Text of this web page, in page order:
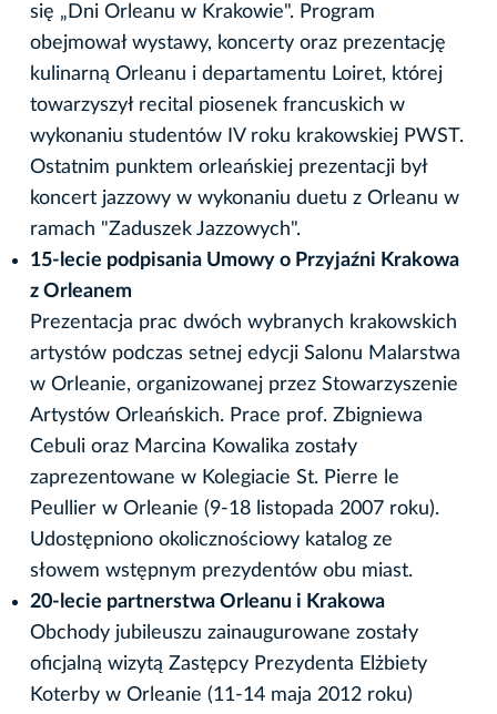
się „Dni Orleanu w Krakowie". Program
obejmował wystawy, koncerty oraz prezentację
kulinarną Orleanu i departamentu Loiret, której
towarzyszył recital piosenek francuskich w
wykonaniu studentów IV roku krakowskiej PWST.
Ostatnim punktem orleańskiej prezentacji był
koncert jazzowy w wykonaniu duetu z Orleanu w
ramach "Zaduszek Jazzowych".
15-lecie podpisania Umowy o Przyjaźni Krakowa
z Orleanem
Prezentacja prac dwóch wybranych krakowskich
artystów podczas setnej edycji Salonu Malarstwa
w Orleanie, organizowanej przez Stowarzyszenie
Artystów Orleańskich. Prace prof. Zbigniewa
Cebuli oraz Marcina Kowalika zostały
zaprezentowane w Kolegiacie St. Pierre le
Peullier w Orleanie (9-18 listopada 2007 roku).
Udostępniono okolicznościowy katalog ze
słowem wstępnym prezydentów obu miast.
20-lecie partnerstwa Orleanu i Krakowa
Obchody jubileuszu zainaugurowane zostały
oficjalną wizytą Zastępcy Prezydenta Elżbiety
Koterby w Orleanie (11-14 maja 2012 roku)